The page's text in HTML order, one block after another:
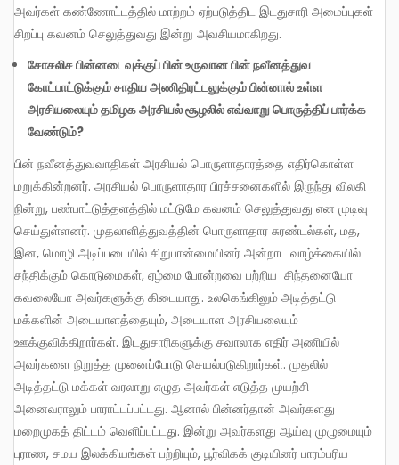
அவர்கள் கண்ணோட்டத்தில் மாற்றம் ஏற்படுத்திட இடதுசாரி அமைப்புகள்
சிறப்பு கவனம் செலுத்துவது இன்று அவசியமாகிறது.
சோசலிசபின்னடைவுக்குப்பின்உருவானபின்நவீனத்துவ
கோட்பாட்டுக்கும்சாதியஅணிதிரட்டலுக்கும்பின்னால்உள்ள
அரசியலையும்தமிழகஅரசியல்சூழலில்எவ்வாறு பொருத்திப்பார்க்க
வேண்டும்?
பின் நவீனத்துவவாதிகள் அரசியல் பொருளாதாரத்தை எதிர்கொள்ள
மறுக்கின்றனர். அரசியல் பொருளாதார பிரச்சனைகளில் இருந்து விலகி
நின்று, பண்பாட்டுத்தளத்தில் மட்டுமே கவனம் செலுத்துவது என முடிவு
செய்துள்ளனர். முதலாளித்துவத்தின் பொருளாதார சுரண்டல்கள், மத,
இன, மொழி அடிப்படையில் சிறுபான்மையினர் அன்றாட வாழ்க்கையில்
சந்திக்கும் கொடுமைகள், ஏழ்மை போன்றவை பற்றிய சிந்தனையோ
கவலையோ அவர்களுக்கு கிடையாது. உலகெங்கிலும் அடித்தட்டு
மக்களின் அடையாளத்தையும், அடையாள அரசியலையும்
ஊக்குவிக்கிறார்கள். இடதுசாரிகளுக்கு சவாலாக எதிர் அணியில்
அவர்களை நிறுத்த முனைப்போடு செயல்படுகிறார்கள். முதலில்
அடித்தட்டு மக்கள் வரலாறு எழுத அவர்கள் எடுத்த முயற்சி
அனைவராலும் பாராட்டப்பட்டது. ஆனால் பின்னர்தான் அவர்களது
மறைமுகத் திட்டம் வெளிப்பட்டது. இன்று அவர்களது ஆய்வு முழுமையும்
புராண, சமய இலக்கியங்கள் பற்றியும், பூர்விகக் குடியினர் பாரம்பரிய